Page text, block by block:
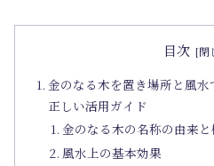
目次
金のなる木を置き場所と風
正しい活用ガイド
金のなる木の名称の由来
風水上の基本効果